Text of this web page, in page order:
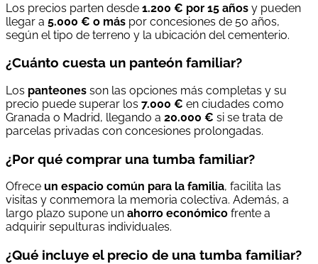
Los precios parten desde 1.200 € por 15 años y pueden
llegar a 5.000 € o más por concesiones de 50 años,
según el tipo de terreno y la ubicación del cementerio.
¿Cuánto cuesta un panteón familiar?
Los panteones son las opciones más completas y su
precio puede superar los 7.000 € en ciudades como
Granada o Madrid, llegando a 20.000 € si se trata de
parcelas privadas con concesiones prolongadas.
¿Por qué comprar una tumba familiar?
Ofrece un espacio común para la familia, facilita las
visitas y conmemora la memoria colectiva. Además, a
largo plazo supone un ahorro económico frente a
adquirir sepulturas individuales.
¿Qué incluye el precio de una tumba familiar?